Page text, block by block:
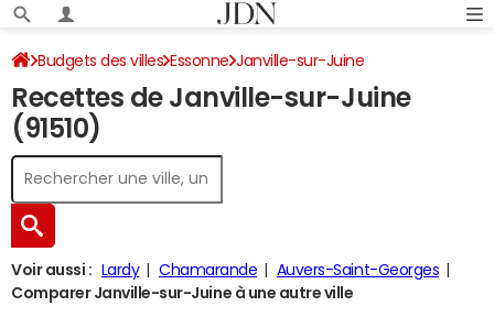
Budgets des villes Essonne Janville-sur-Juine
Recettes 2024
Recettes de Janville-sur-Juine
(91510)
Voir aussi : Lardy Chamarande
Auvers-Saint-Georges
Comparer Janville-sur-Juine à une autre ville